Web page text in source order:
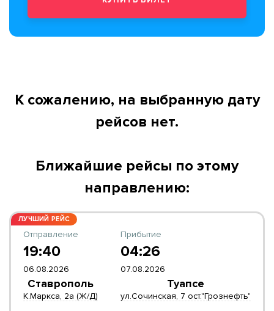
К сожалению, на выбранную дату
рейсов нет.
Ближайшие рейсы по этому
направлению:
ЛУЧШИЙ РЕЙС
Отправление
19:40
06.08.2026
Ставрополь
К.Маркса, 2а (Ж/Д)
Прибытие
04:26
07.08.2026
Туапсе
ул.Сочинская, 7 ост."Грознефть"